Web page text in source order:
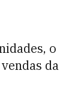
o
da